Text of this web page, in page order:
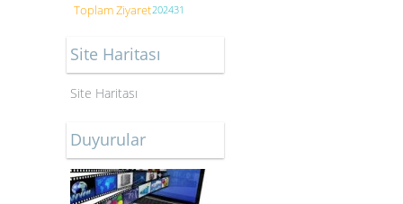
Toplam Ziyaret202431
Site Haritası
Site Haritası
Duyurular